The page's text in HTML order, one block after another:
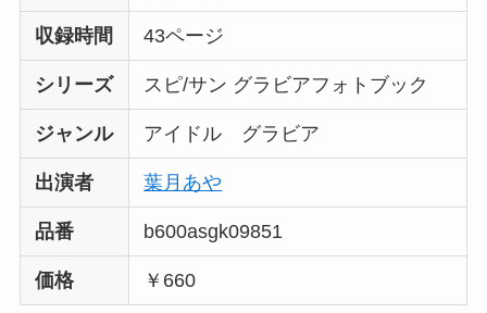
収録時間 43ページ
シリーズ スピ/サン グラビアフォトブック
ジャンル アイドル グラビア
出演者 葉月あや
品番 b600asgk09851
価格 ￥660